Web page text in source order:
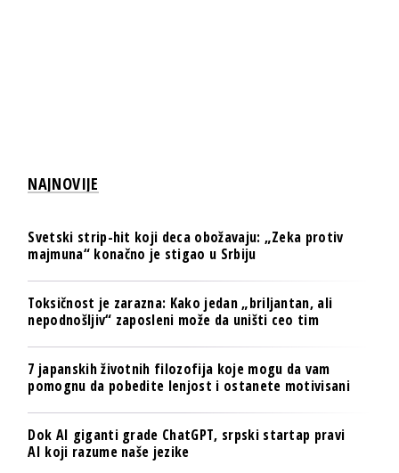
NAJNOVIJE
Svetski strip-hit koji deca obožavaju: „Zeka protiv
majmuna“ konačno je stigao u Srbiju
Toksičnost je zarazna: Kako jedan „briljantan, ali
nepodnošljiv“ zaposleni može da uništi ceo tim
7 japanskih životnih filozofija koje mogu da vam
pomognu da pobedite lenjost i ostanete motivisani
Dok AI giganti grade ChatGPT, srpski startap pravi
AI koji razume naše jezike